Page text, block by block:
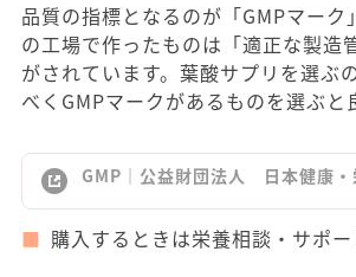
品質の指標となるのが「GMPマーク
の工場で作ったものは「適正な製造
がされています。葉酸サプリを選ぶ
べくGMPマークがあるものを選ぶと
GMP｜公益財団法人 日本健康・
購入するときは栄養相談・サポ